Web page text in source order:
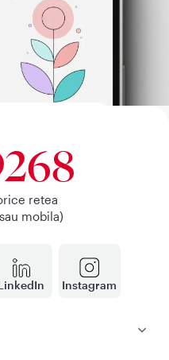
Instagram
retea
mobila)